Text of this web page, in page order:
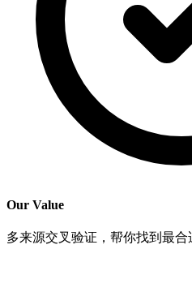
Our Value
多来源交叉验证，帮你找到最合